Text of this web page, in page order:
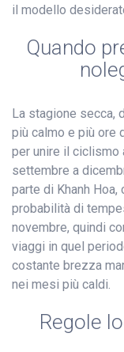
il modello
Quando
La stagione secca,
più calmo e più ore
per unire il ciclismo
settembre a
parte di Khanh
probabilità di
novembre, quindi
viaggi in quel
costante brezza
nei mesi più caldi.
Regole